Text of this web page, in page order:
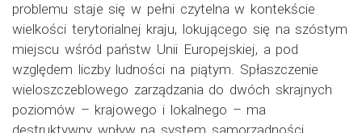
problemu staje się w pełni czytelna w kontekście
wielkości terytorialnej kraju, lokującego się na szóstym
miejscu wśród państw Unii Europejskiej, a pod
względem liczby ludności na piątym. Spłaszczenie
wieloszczeblowego zarządzania do dwóch skrajnych
poziomów – krajowego i lokalnego – ma